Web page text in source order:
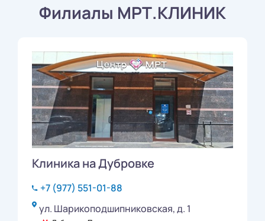
Филиалы МРТ.КЛИНИК
Клиника на Дубровке
+7 (977) 551-01-88
ул. Шарикоподшипниковская, д. 1